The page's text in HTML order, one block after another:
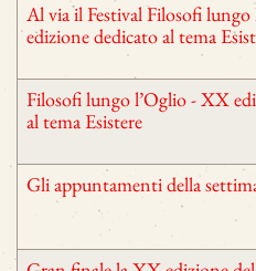
Al via il Festival Filosofi
edizione dedicato al tema
Filosofi lungo l’Oglio - XX
al tema Esistere
Gli appuntamenti della